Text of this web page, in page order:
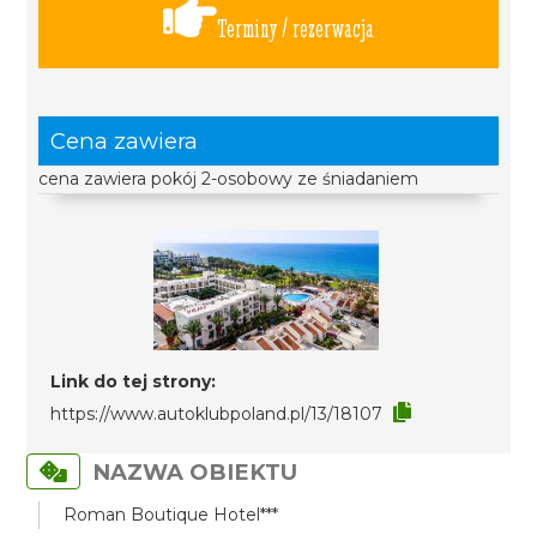
Terminy / rezerwacja
Cena zawiera
cena zawiera pokój 2-osobowy ze śniadaniem
Link do tej strony:
https://www.autoklubpoland.pl/13/18107
NAZWA OBIEKTU
Roman Boutique Hotel***